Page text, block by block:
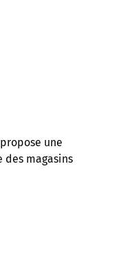
une
magasins